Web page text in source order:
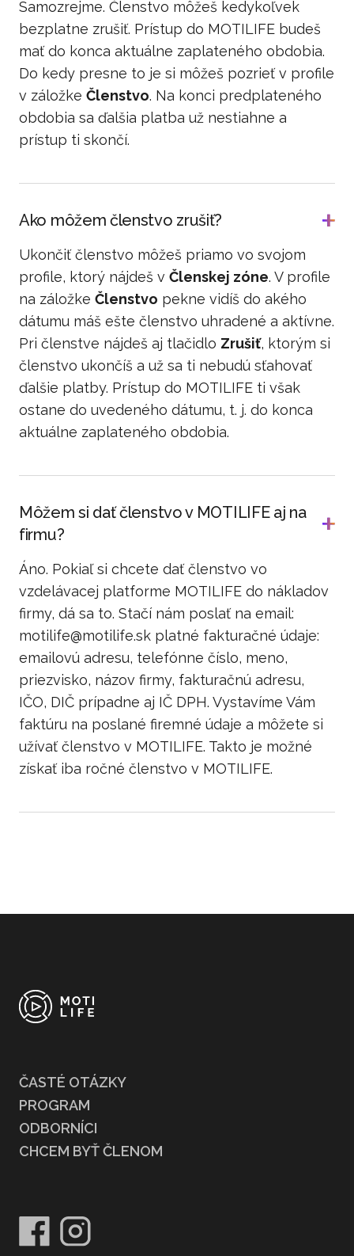
Samozrejme. Členstvo môžeš kedykoľvek
bezplatne zrušiť. Prístup do MOTILIFE budeš
mať do konca aktuálne zaplateného obdobia.
Do kedy presne to je si môžeš pozrieť v profile
v záložke Členstvo. Na konci predplateného
obdobia sa ďalšia platba už nestiahne a
prístup ti skončí.
Ako môžem členstvo zrušiť?
Ukončiť členstvo môžeš priamo vo svojom
profile, ktorý nájdeš v Členskej zóne. V profile
na záložke Členstvo pekne vidíš do akého
dátumu máš ešte členstvo uhradené a aktívne.
Pri členstve nájdeš aj tlačidlo Zrušiť, ktorým si
členstvo ukončíš a už sa ti nebudú sťahovať
ďalšie platby. Prístup do MOTILIFE ti však
ostane do uvedeného dátumu, t. j. do konca
aktuálne zaplateného obdobia.
Môžem si dať členstvo v MOTILIFE aj na
firmu?
Áno. Pokiaľ si chcete dať členstvo vo
vzdelávacej platforme MOTILIFE do nákladov
firmy, dá sa to. Stačí nám poslať na email:
motilife@motilife.sk platné fakturačné údaje:
emailovú adresu, telefónne číslo, meno,
priezvisko, názov firmy, fakturačnú adresu,
IČO, DIČ prípadne aj IČ DPH. Vystavíme Vám
faktúru na poslané firemné údaje a môžete si
užívať členstvo v MOTILIFE. Takto je možné
získať iba ročné členstvo v MOTILIFE.
ČASTÉ OTÁZKY
PROGRAM
ODBORNÍCI
CHCEM BYŤ ČLENOM